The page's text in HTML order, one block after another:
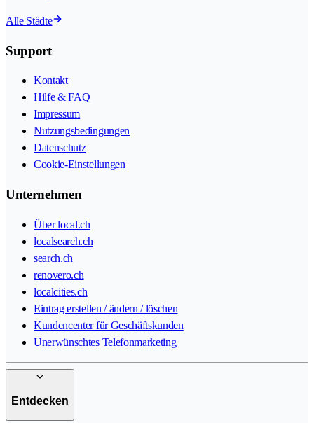
Alle Städte
Support
Kontakt
Hilfe & FAQ
Impressum
Nutzungsbedingungen
Datenschutz
Cookie-Einstellungen
Unternehmen
Über local.ch
localsearch.ch
search.ch
renovero.ch
localcities.ch
Eintrag erstellen / ändern / löschen
Kundencenter für Geschäftskunden
Unerwünschtes Telefonmarketing
Entdecken